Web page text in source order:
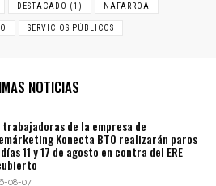
DESTACADO (1) NAFARROA
SERVICIOS PÚBLICOS
NOTICIAS
trabajadoras de la empresa de
Konecta BTO realizarán paros
11 y 17 de agosto en contra del ERE
08-07